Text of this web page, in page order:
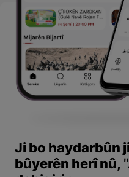
Ji bo haydarbûn
bûyerên herî nû,